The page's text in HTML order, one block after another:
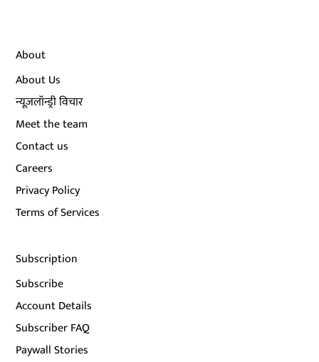
About
About Us
न्यूज़लॉन्ड्री विचार
Meet the team
Contact us
Careers
Privacy Policy
Terms of Services
Subscription
Subscribe
Account Details
Subscriber FAQ
Paywall Stories